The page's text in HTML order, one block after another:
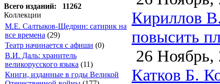
Всего изданий: 11262
Коллекции
М.Е. Салтыков-Щедрин: сатирик на
все времена (29)
Театр начинается с афиши (0)
В.И. Даль: хранитель
великорусского языка (11)
Книги, изданные в годы Великой
Кириллов
повысить
26 Ноябрь,
Катков Б.